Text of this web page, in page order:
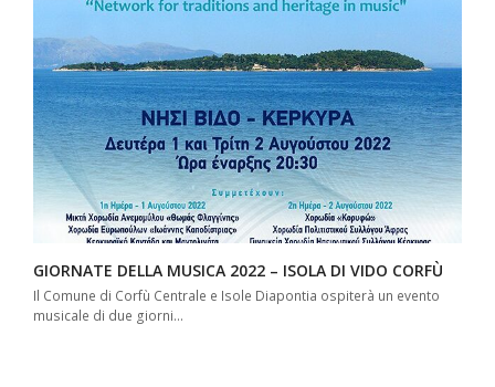
GIORNATE DELLA MUSICA 2022 – ISOLA DI VIDO CORFÙ
Il Comune di Corfù Centrale e Isole Diapontia ospiterà un evento
musicale di due giorni…